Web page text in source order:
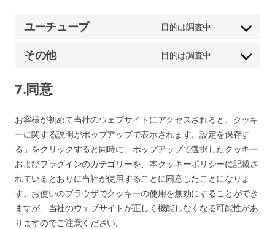
ユーチューブ 目的は調査中
サ
ー
ビ
ス
へ
の
同
その他 目的は調査中
へ
の
同
意
そ
の
他
7.同意
お客様が初めて当社のウェブサイトにアクセスされると、クッキ
ーに関する説明がポップアップで表示されます。設定を保存す
る」をクリックすると同時に、ポップアップで選択したクッキー
およびプラグインのカテゴリーを、本クッキーポリシーに記載さ
れているとおりに当社が使用することに同意したことになりま
す。お使いのブラウザでクッキーの使用を無効にすることができ
ますが、当社のウェブサイトが正しく機能しなくなる可能性があ
りますのでご注意ください。